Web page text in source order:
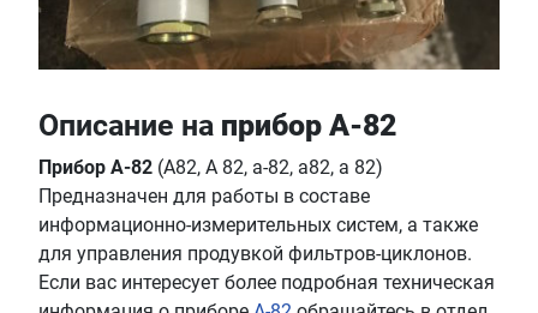
Описание на прибор А-82
Прибор А-82 (А82, А 82, a-82, a82, a 82)
Предназначен для работы в составе
информационно-измерительных систем, а также
для управления продувкой фильтров-циклонов.
Если вас интересует более подробная техническая